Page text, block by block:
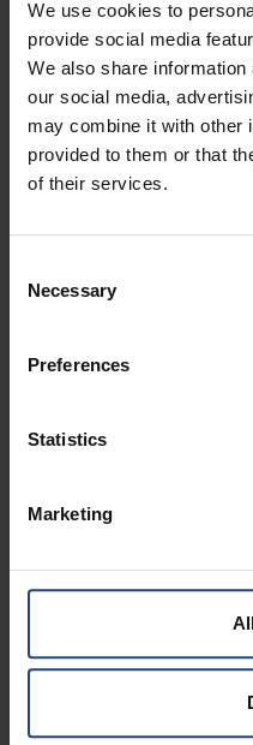
We use cookies to
provide social media
We also share
our social media,
may combine it with other
provided to them or that
of their services.
Selection
Necessary
Preferences
Statistics
Marketing